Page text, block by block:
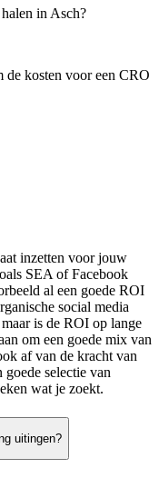
in Asch?
de kosten voor een CRO
inzetten voor jouw
SEA of Facebook
al een goede ROI
social media
is de ROI op lange
om een goede mix van
af van de kracht van
selectie van
wat je zoekt.
uitingen?